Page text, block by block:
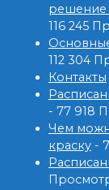
решение
116 245
112 304
Контакты
- 77 918
Чем
краску -